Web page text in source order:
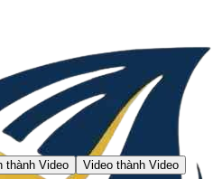
thành Video Video thành Video